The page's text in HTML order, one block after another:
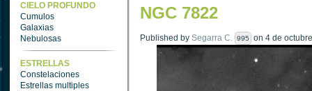
CIELO PROFUNDO
Cumulos
Galaxias
Nebulosas
ESTRELLAS
Constelaciones
Estrellas multiples
NGC 7822
Published by Segarra C. 995 on 4 de